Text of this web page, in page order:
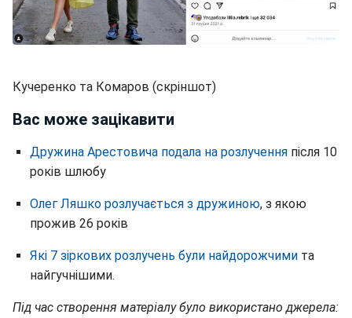
Кучеренко та Комаров (скріншот)
Вас може зацікавити
Дружина Арестовича подала на розлучення після 10
років шлюбу
Олег Ляшко розлучається з дружиною, з якою
прожив 26 років
Які 7 зіркових розлучень були найдорожчими та
найгучнішими.
Під час створення матеріалу було використано джерела: